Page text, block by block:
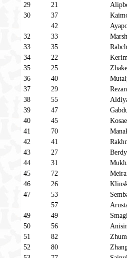
29
21
30
37
42
32
33
33
35
34
22
35
25
36
40
37
29
38
55
39
47
40
45
41
70
42
41
43
27
44
31
45
72
46
26
47
53
57
49
49
50
56
51
82
52
80